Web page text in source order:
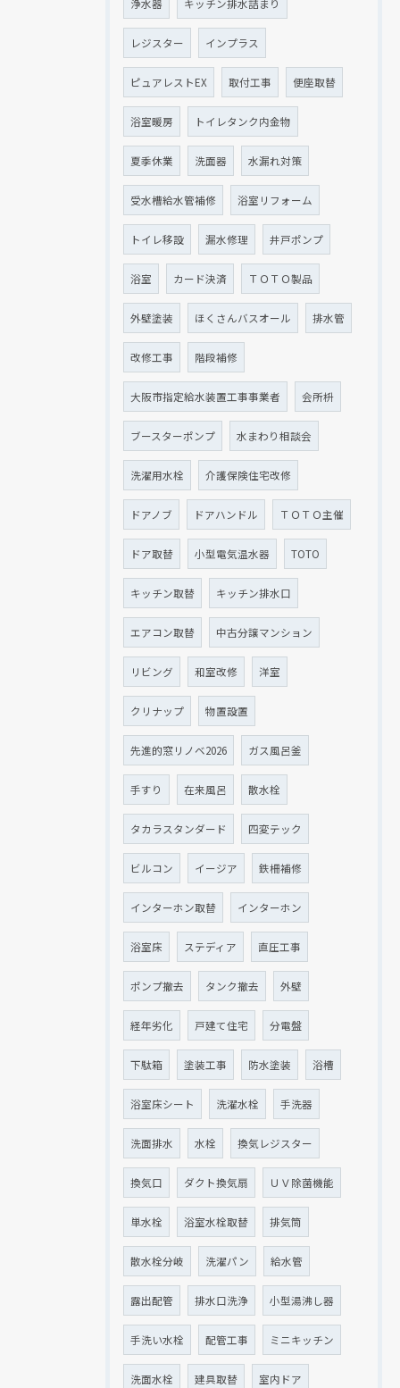
浄水器 キッチン排水詰まり
レジスター インプラス
ピュアレストEX 取付工事 便座取替
浴室暖房 トイレタンク内金物
夏季休業 洗面器 水漏れ対策
受水槽給水管補修 浴室リフォーム
トイレ移設 漏水修理 井戸ポンプ
浴室 カード決済 ＴＯＴＯ製品
外壁塗装 ほくさんバスオール 排水管
改修工事 階段補修
大阪市指定給水装置工事事業者 会所枡
ブースターポンプ 水まわり相談会
洗濯用水栓 介護保険住宅改修
ドアノブ ドアハンドル ＴＯＴＯ主催
ドア取替 小型電気温水器 TOTO
キッチン取替 キッチン排水口
エアコン取替 中古分譲マンション
リビング 和室改修 洋室
クリナップ 物置設置
先進的窓リノベ2026 ガス風呂釜
手すり 在来風呂 散水栓
タカラスタンダード 四変テック
ビルコン イージア 鉄柵補修
インターホン取替 インターホン
浴室床 ステディア 直圧工事
ポンプ撤去 タンク撤去 外壁
経年劣化 戸建て住宅 分電盤
下駄箱 塗装工事 防水塗装 浴槽
浴室床シート 洗濯水栓 手洗器
洗面排水 水栓 換気レジスター
換気口 ダクト換気扇 ＵＶ除菌機能
単水栓 浴室水栓取替 排気筒
散水栓分岐 洗濯パン 給水管
露出配管 排水口洗浄 小型湯沸し器
手洗い水栓 配管工事 ミニキッチン
洗面水栓 建具取替 室内ドア